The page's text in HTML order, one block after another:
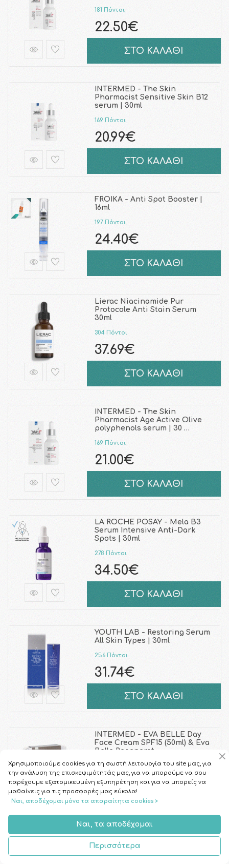
181 Πόντοι
22.50€
ΣΤΟ ΚΑΛΑΘΙ
INTERMED - The Skin
Pharmacist Sensitive Skin Β12
serum | 30ml
169 Πόντοι
20.99€
ΣΤΟ ΚΑΛΑΘΙ
FROIKA - Anti Spot Booster |
16ml
197 Πόντοι
24.40€
ΣΤΟ ΚΑΛΑΘΙ
Lierac Niacinamide Pur
Protocole Anti Stain Serum
30ml
304 Πόντοι
37.69€
ΣΤΟ ΚΑΛΑΘΙ
INTERMED - The Skin
Pharmacist Αge Active Olive
polyphenols serum | 30 …
169 Πόντοι
21.00€
ΣΤΟ ΚΑΛΑΘΙ
LA ROCHE POSAY - Mela B3
Serum Intensive Anti-Dark
Spots | 30ml
278 Πόντοι
34.50€
ΣΤΟ ΚΑΛΑΘΙ
YOUTH LAB - Restoring Serum
All Skin Types | 30ml
256 Πόντοι
31.74€
ΣΤΟ ΚΑΛΑΘΙ
INTERMED - EVA BELLE Day
Face Cream SPF15 (50ml) & Eva
Belle Regenerat …
266 Πόντοι
33.01€
LIERAC - Sebologie Persistent
Χρησιμοποιούμε cookies για τη σωστή λειτουργία του site μας, για
την ανάλυση της επισκεψιμότητάς μας, για να μπορούμε να σου
παρέχουμε εξατομικευμένη εξυπηρέτηση και για να μπορείς να
μαθαίνεις για τις προσφορές μας εύκολα!
Ναι, αποδέχομαι μόνο τα απαραίτητα cookies >
Ναι, τα αποδέχομαι
Περισσότερα